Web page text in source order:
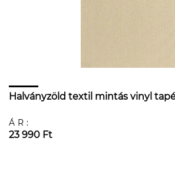
Halványzöld textil mintás vinyl
ÁR:
23 990 Ft